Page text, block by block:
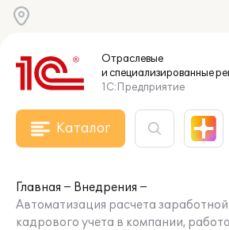
Отраслевые
и специализированные
1С:Предприятие
Каталог
Главная
Внедрения
Автоматизация расчета
кадрового учета в компании,